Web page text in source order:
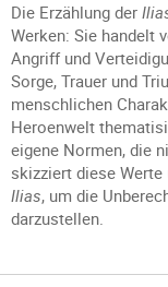
Die Erzählung der
Werken: Sie handelt
Angriff und
Sorge, Trauer und
menschlichen
Heroenwelt
eigene Normen, die
skizziert diese Werte
Ilias, um die
darzustellen.